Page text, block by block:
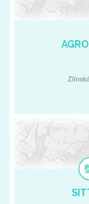
Zaměřujeme se na
parkových ploch,
Provádíme
Prodáváme elektrické